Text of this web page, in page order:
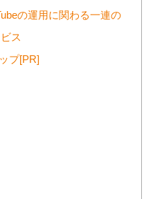
の運用に関わる一連の
ス
プ[PR]